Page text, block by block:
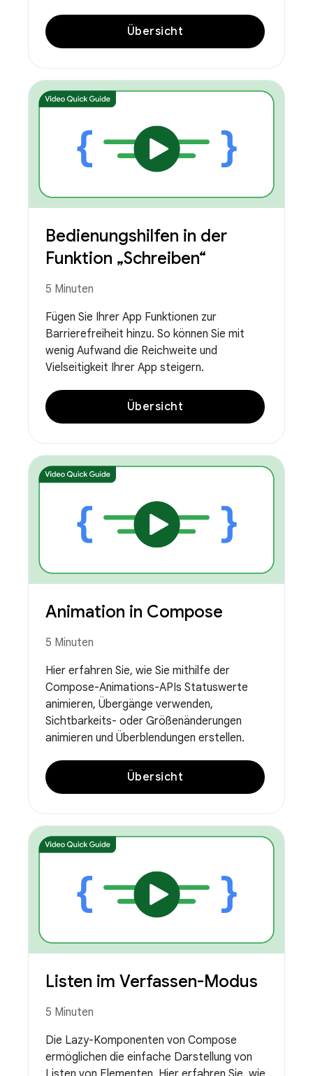
Übersicht
Bedienungshilfen in der
Funktion „Schreiben“
5 Minuten
Fügen Sie Ihrer App Funktionen zur
Barrierefreiheit hinzu. So können Sie mit
wenig Aufwand die Reichweite und
Vielseitigkeit Ihrer App steigern.
Übersicht
Animation in Compose
5 Minuten
Hier erfahren Sie, wie Sie mithilfe der
Compose-Animations-APIs Statuswerte
animieren, Übergänge verwenden,
Sichtbarkeits- oder Größenänderungen
animieren und Überblendungen erstellen.
Übersicht
Listen im Verfassen-Modus
5 Minuten
Die Lazy-Komponenten von Compose
ermöglichen die einfache Darstellung von